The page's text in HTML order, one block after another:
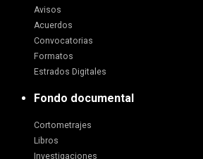
Avisos
Acuerdos
Convocatorias
Formatos
Estrados Digitales
Fondo documental
Cortometrajes
Libros
Investigaciones